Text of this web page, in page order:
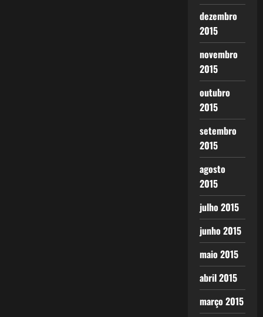
dezembro
2015
novembro
2015
outubro
2015
setembro
2015
agosto
2015
julho 2015
junho 2015
maio 2015
abril 2015
março 2015